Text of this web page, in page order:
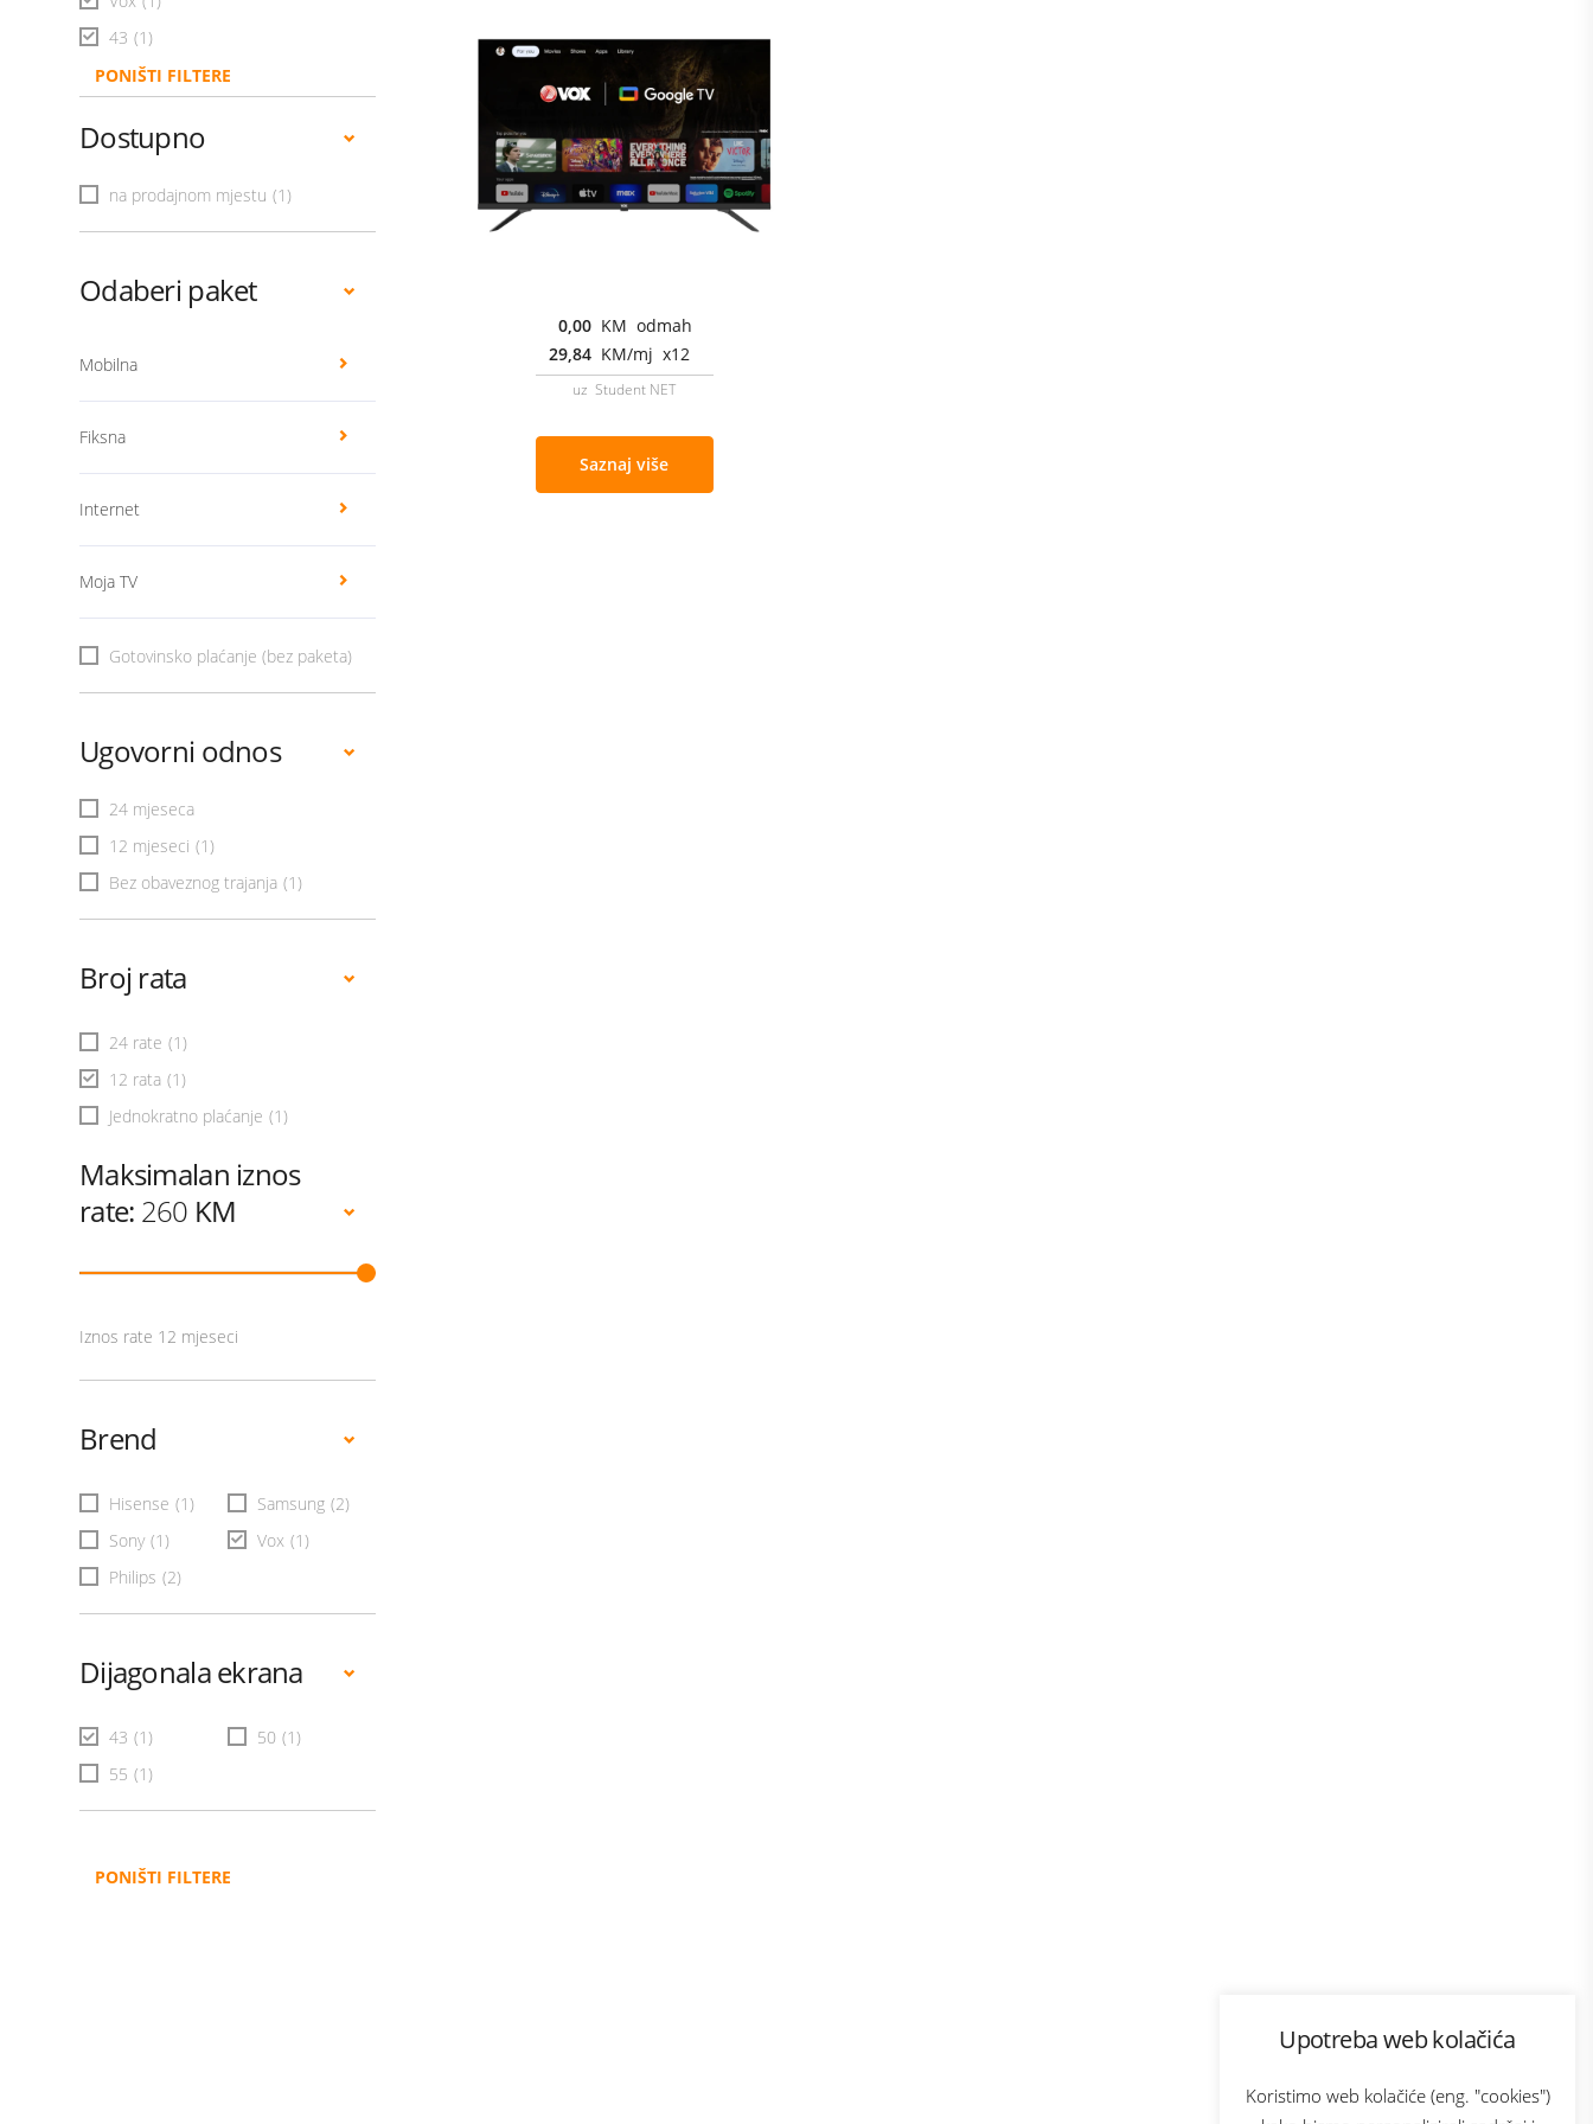
Upotreba web kolačića
Koristimo web kolačiće (eng. "cookies")
43 (1)
PONIŠTI FILTERE
Dostupno
na prodajnom mjestu (1)
Odaberi paket
Mobilna
Fiksna
Internet
Moja TV
Gotovinsko plaćanje (bez paketa)
Ugovorni odnos
24 mjeseca
12 mjeseci (1)
Bez obaveznog trajanja (1)
Broj rata
24 rate (1)
12 rata (1)
Jednokratno plaćanje (1)
Maksimalan iznos
rate: 260 KM
Iznos rate 12 mjeseci
Brend
Hisense (1) Samsung (2)
Sony (1) Vox (1)
Philips (2)
Dijagonala ekrana
43 (1) 50 (1)
55 (1)
PONIŠTI FILTERE
0,00 KM odmah
29,84 KM/mj x12
uz Student NET
Saznaj više
Bonus plus
Prijava za newsletter